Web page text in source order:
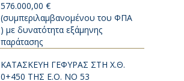
576.000,00 €
(συμπεριλαμβανομένου του ΦΠΑ
) με δυνατότητα εξάμηνης
παράτασης
ΚΑΤΑΣΚΕΥΗ ΓΕΦΥΡΑΣ ΣΤΗ Χ.Θ.
0+450 ΤΗΣ Ε.Ο. ΝΟ 53